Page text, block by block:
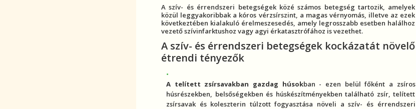
Aszív- és érrendszeri betegségek közé számos betegség tartozik, amelyek
közül leggyakoribbak a kóros vérzsírszint, a magasvérnyomás, illetve az ezek
következtében kialakuló érelmeszesedés, amely legrosszabb esetben halálhoz
vezetőszívinfarktushoz vagy agyi érkatasztrófához is vezethet.
A szív- és érrendszeri betegségek kockázatát növelő
étrendi tényezők
A telített zsírsavakban gazdag húsokban - ezen belül főként a zsíros
húsrészekben, belsőségekben és húskészítményekben található zsír,telített
zsírsavak és koleszterin túlzott fogyasztása növeli aszív- és érrendszeri